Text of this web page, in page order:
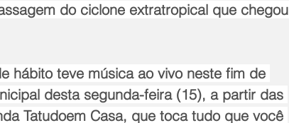
do ciclone extratropical que chegou
hábito teve música ao vivo neste fim de
desta segunda-feira (15), a partir das
Tatudoem Casa, que toca tudo que você